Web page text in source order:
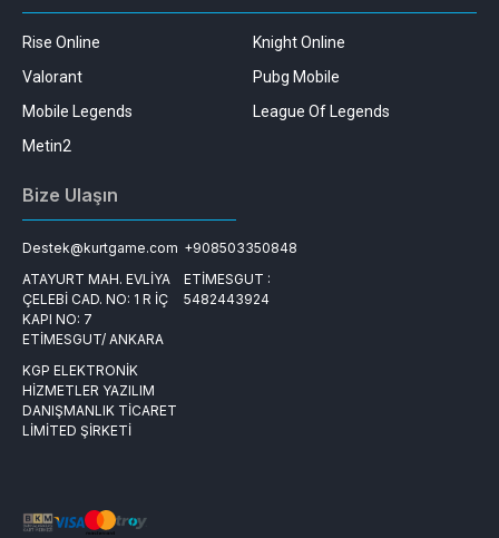
Rise Online
Knight Online
Valorant
Pubg Mobile
Mobile Legends
League Of Legends
Metin2
Bize Ulaşın
Destek@kurtgame.com +908503350848
ATAYURT MAH. EVLİYA
ÇELEBİ CAD. NO: 1 R İÇ
KAPI NO: 7
ETİMESGUT/ ANKARA
ETİMESGUT :
5482443924
KGP ELEKTRONİK
HİZMETLER YAZILIM
DANIŞMANLIK TİCARET
LİMİTED ŞİRKETİ